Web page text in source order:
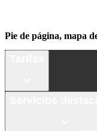
Pie de página, mapa